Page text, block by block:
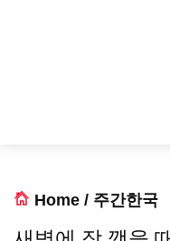
Home / 주간한국